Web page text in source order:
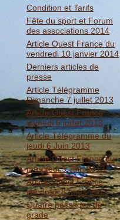
Condition et Tarifs
Fête du sport et Forum
des associations 2014
Article Ouest France du
vendredi 10 janvier 2014
Derniers articles de
presse
Article Télégramme
Dimanche 7 juillet 2013
Article Ouest France
samedi 6 juillet 2013
Article Télégramme du
jeudi 6 Juin 2013
Article Ouest France du
mercredi 5 Juin 2013
Article Ouest France
vendredi 8 mars 2013
Quatre passages de
grade